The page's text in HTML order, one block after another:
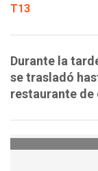
T13
Durante la
se trasladó
restaurante de